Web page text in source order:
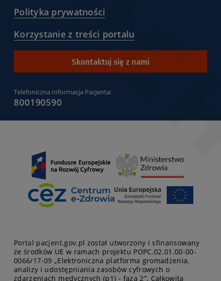
Polityka prywatności
/polityka-
prywatnosci
)
Korzystanie z treści portalu
/korzystanie-
z-
tresci-
Skontaktuj się z nami
Telefoniczna Informacja Pacjenta:
800190590
Portal pacjent.gov.pl został utworzony i sfinansowany
ze środków UE w ramach projektu POPC.02.01.00-00-
0066/17-09 „Elektroniczna platforma gromadzenia,
analizy i udostępniania zasobów cyfrowych o
zdarzeniach medycznych (p1) - faza 2”. Całkowita